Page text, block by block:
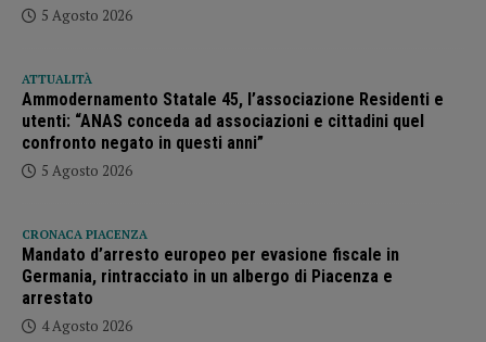
5 Agosto 2026
ATTUALITÀ
Ammodernamento Statale 45, l’associazione Residenti e
utenti: “ANAS conceda ad associazioni e cittadini quel
confronto negato in questi anni”
5 Agosto 2026
CRONACA PIACENZA
Mandato d’arresto europeo per evasione fiscale in
Germania, rintracciato in un albergo di Piacenza e
arrestato
4 Agosto 2026